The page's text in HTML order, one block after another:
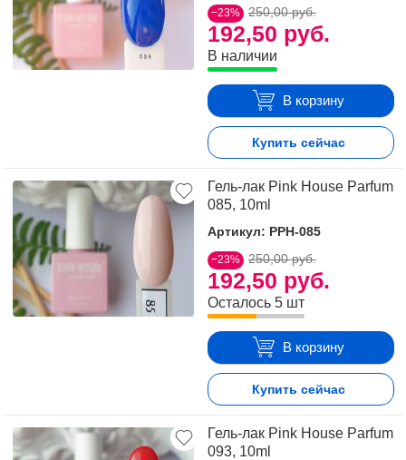
−23%
192,50 руб.
250,00 руб.
В наличии
В корзину
Купить сейчас
Гель-лак Pink House Parfum
085, 10ml
Артикул: PPH-085
−23%
192,50 руб.
250,00 руб.
Осталось 5 шт
В корзину
Купить сейчас
Гель-лак Pink House Parfum
093, 10ml